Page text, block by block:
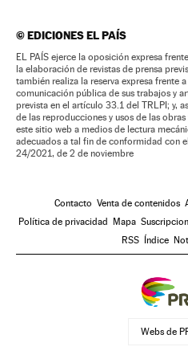
©EDICIONES EL PAÍS
EL PAÍS ejerce la oposición expresa
la elaboración de revistas de prensa
también realiza la reserva expresa frente
comunicación pública de sus trabajos y
prevista en el artículo 33.1 del TRLPI; y,
de las reproducciones y usos de las
este sitio web a medios de lectura
adecuados a tal fin de conformidad con
24/2021, de 2 de noviembre
Contacto Venta de contenidos
Política de privacidad
Mapa
RSS
Índice
Webs de